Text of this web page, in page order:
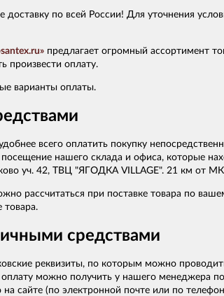
по всей России! Для уточнения
предлагает огромный ассортимент
произвести оплату.
варианты оплаты.
всего оплатить покупку
посещение нашего склада и офиса, которые
уч. 42, ТВЦ "ЯГОДКА VILLAGE". 21 км от
рассчитаться при поставке товара по
товара.
средствами
реквизиты, по которым можно
можно получить у нашего менеджера
сайте (по электронной почте или по